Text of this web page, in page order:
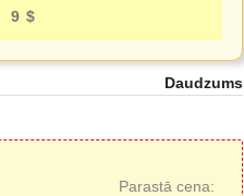
9 $
Daudzums
Parastā cena: